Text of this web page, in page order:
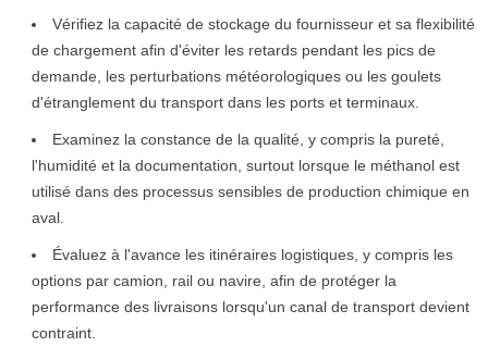
Vérifiez la capacité de stockage du fournisseur et sa flexibilité
de chargement afin d'éviter les retards pendant les pics de
demande, les perturbations météorologiques ou les goulets
d'étranglement du transport dans les ports et terminaux.
Examinez la constance de la qualité, y compris la pureté,
l'humidité et la documentation, surtout lorsque le méthanol est
utilisé dans des processus sensibles de production chimique en
aval.
Évaluez à l'avance les itinéraires logistiques, y compris les
options par camion, rail ou navire, afin de protéger la
performance des livraisons lorsqu'un canal de transport devient
contraint.